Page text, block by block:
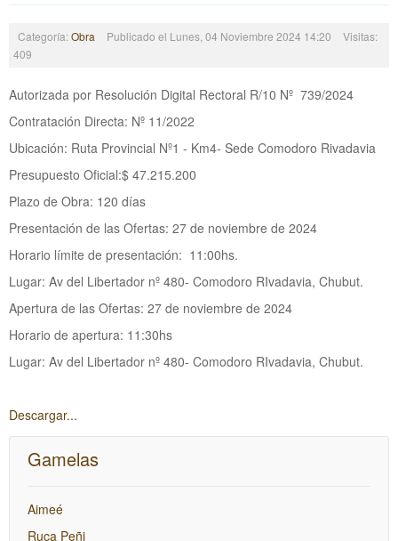
Categoría:Obra Publicado el Lunes, 04 Noviembre 2024 14:20
Visitas:
409
Autorizada por Resolución Digital Rectoral R/10 Nº 739/2024
Contratación Directa: Nº 11/2022
Ubicación: Ruta Provincial Nº1 - Km4- Sede Comodoro Rivadavia
Presupuesto Oficial:$ 47.215.200
Plazo de Obra: 120 días
Presentación de las Ofertas: 27 de noviembre de 2024
Horario límite de presentación: 11:00hs.
Lugar: Av del Libertador nº 480- Comodoro RIvadavia, Chubut.
Apertura de las Ofertas: 27 de noviembre de 2024
Horario de apertura: 11:30hs
Lugar: Av del Libertador nº 480- Comodoro RIvadavia, Chubut.
Descargar...
Gamelas
Aimeé
Ruca Peñi